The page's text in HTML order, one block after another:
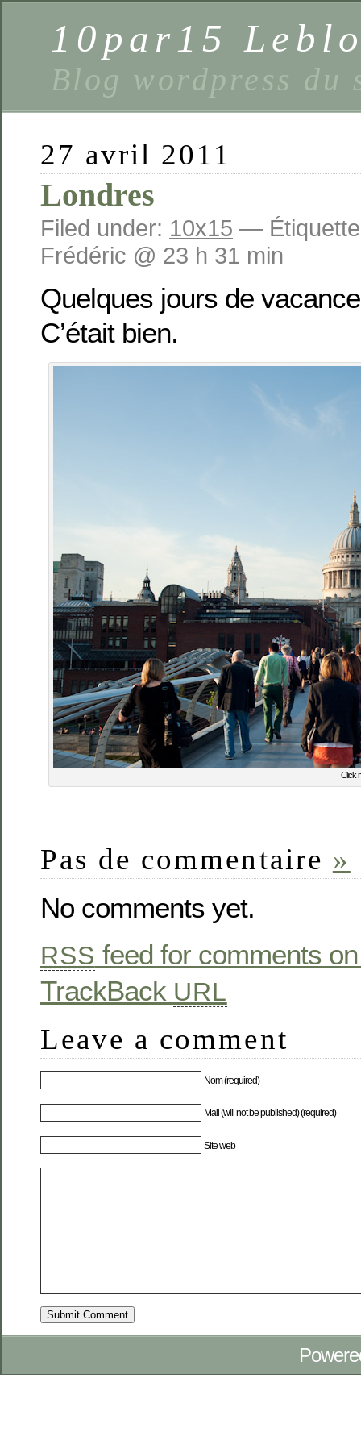
10par15
Blog wordpress du
27 avril 2011
Londres
Filed under: 10x15 —
Frédéric @ 23 h 31 min
Quelques jours de
C’était bien.
Click
Pas de commentaire »
No comments yet.
RSS feed for comments
TrackBack URL
Leave a comment
Nom (required)
Mail (will not be published) (required)
Site web